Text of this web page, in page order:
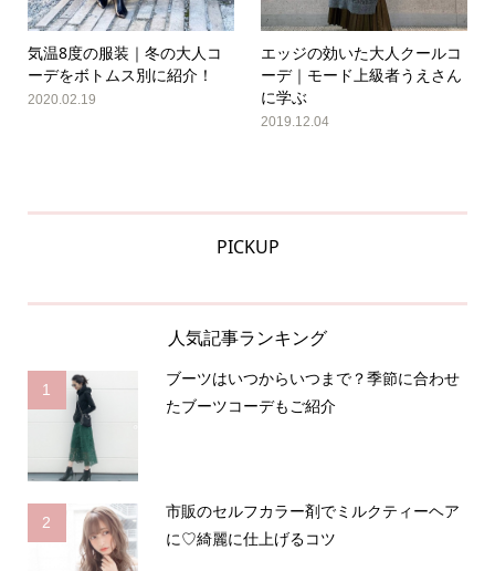
気温8度の服装｜冬の大人コ
ーデをボトムス別に紹介！
2020.02.19
エッジの効いた大人クールコ
ーデ｜モード上級者うえさん
に学ぶ
2019.12.04
PICKUP
人気記事ランキング
1
ブーツはいつからいつまで？季節に合わせ
たブーツコーデもご紹介
2
市販のセルフカラー剤でミルクティーヘア
に♡綺麗に仕上げるコツ